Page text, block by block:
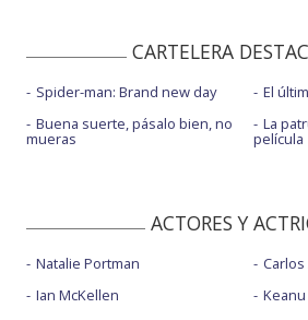
CARTELERA
Spider-man: Brand new day
Buena suerte, pásalo bien, no
mueras
El
La
película
ACTORES Y
Natalie Portman
Ian McKellen